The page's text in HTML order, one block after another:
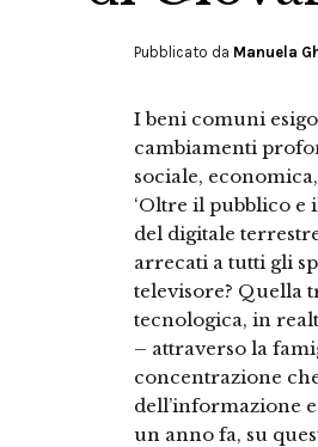
Pubblicato da Manuela
I beni comuni
cambiamenti
sociale,
‘Oltre il pubblico e
del digitale
arrecati a tutti gli
televisore? Quella
tecnologica, in
– attraverso la
concentrazione
dell’informazione
un anno fa, su